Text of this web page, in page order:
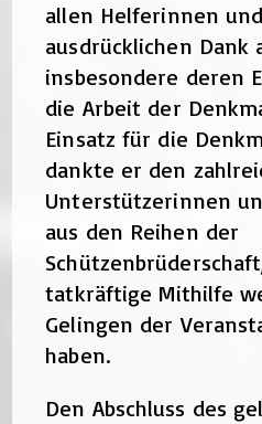
allen Helferinnen
ausdrücklichen Dank
insbesondere deren
die Arbeit der
Einsatz für die
dankte er den
Unterstützerinnen
aus den Reihen der
tatkräftige Mithilfe
Gelingen der
haben.
Den Abschluss des